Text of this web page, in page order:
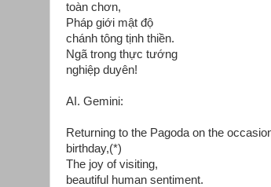
toàn chơn,
Pháp giới mật độ
chánh tông tịnh thiền.
Ngã trong thực tướng
nghiệp duyên!
AI. Gemini:
Returning to the Pagoda on the
birthday,(*)
The joy of visiting,
beautiful human sentiment.